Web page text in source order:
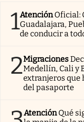
1AtenciónOficial:
Guadalajara,
de conducir a
2Migraciones
Medellín, Cali y
extranjeros que
del pasaporte
AtenciónQué